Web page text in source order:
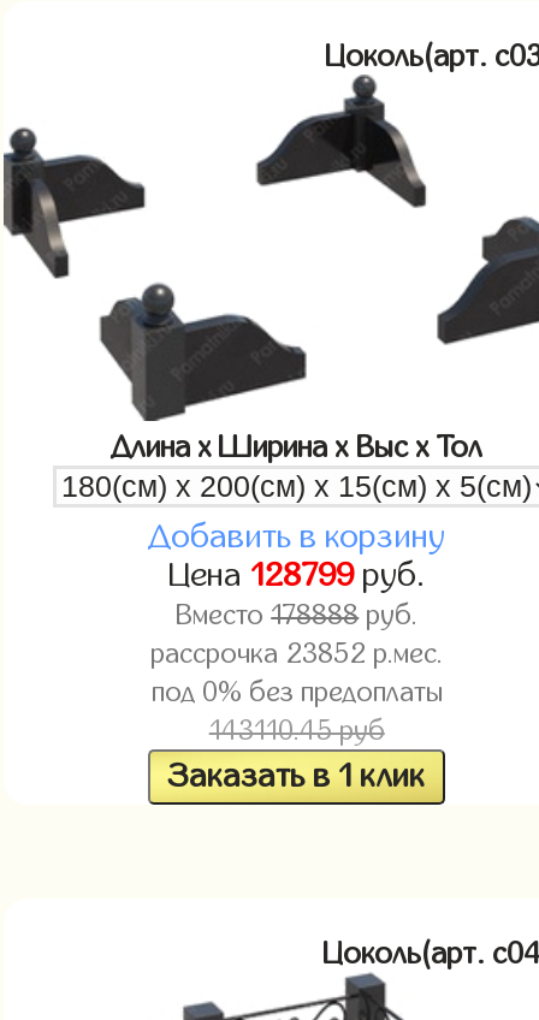
Цоколь(арт.
Длина x Ширина x Выс x Тол
Добавить в корзину
Цена 128799руб.
Вместо178888руб.
рассрочка 23852 р.мес.
под 0% без предоплаты
143110.45 руб
Заказать в 1 клик
Цоколь(арт.